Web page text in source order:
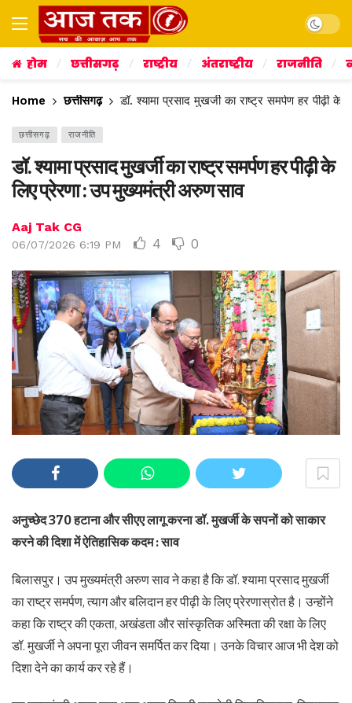
Dark
होम छत्तीसगढ़ राष्ट्रीय अंतराष्ट्रीय राजनीति
Home छत्तीसगढ़ डॉ. श्यामा प्रसाद मुखर्जी का राष्ट्र समर्पण हर पीढ़ी
छत्तीसगढ़ राजनीति
डॉ. श्यामा प्रसाद मुखर्जी का राष्ट्र समर्पण हर पीढ़ी के
लिए प्रेरणा : उप मुख्यमंत्री अरुण साव
Aaj Tak CG
06/07/2026 6:19 PM 4 0
अनुच्छेद 370 हटाना और सीएए लागू करना डॉ. मुखर्जी के सपनों को साकार
करने की दिशा में ऐतिहासिक कदम : साव
बिलासपुर। उप मुख्यमंत्री अरुण साव ने कहा है कि डॉ. श्यामा प्रसाद मुखर्जी
का राष्ट्र समर्पण, त्याग और बलिदान हर पीढ़ी के लिए प्रेरणास्रोत है। उन्होंने
कहा कि राष्ट्र की एकता, अखंडता और सांस्कृतिक अस्मिता की रक्षा के लिए
डॉ. मुखर्जी ने अपना पूरा जीवन समर्पित कर दिया। उनके विचार आज भी देश को
दिशा देने का कार्य कर रहे हैं।